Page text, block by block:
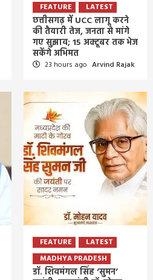
FEATURE
LATEST
छत्तीसगढ़ में UCC लागू करने
की तैयारी तेज, जनता से मांगे
गए सुझाव; 15 अक्टूबर तक भेज
सकेंगे अभिमत
23 hours ago Arvind Rajak
FEATURE
LATEST
MADHYA PRADESH
डॉ. शिवमंगल सिंह ‘सुमन’